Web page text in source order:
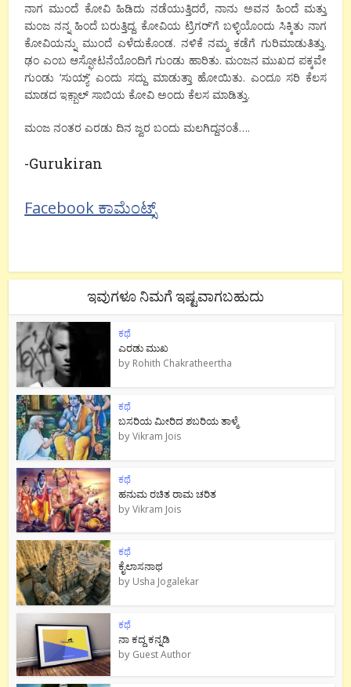
ನಾಗ ಮುಂದೆ ಕೋವಿ ಹಿಡಿದು ನಡೆಯುತ್ತಿದರೆ, ನಾನು ಅವನ ಹಿಂದೆ ಮತ್ತು
ಮಂಜ ನನ್ನ ಹಿಂದೆ ಬರುತ್ತಿದ್ದ. ಕೋವಿಯ ಟ್ರಿಗರ್’ಗೆ ಬಳ್ಳಿಯೊಂದು ಸಿಕ್ಕಿತು ನಾಗ
ಕೋವಿಯನ್ನು ಮುಂದೆ ಎಳೆದುಕೊಂಡ. ನಳಿಕೆ ನಮ್ಮ ಕಡೆಗೆ ಗುರಿಮಾಡುತಿತ್ತು.
ಢಂ ಎಂಬ ಆಸ್ಫೋಟನೆಯೊಂದಿಗೆ ಗುಂಡು ಹಾರಿತು. ಮಂಜನ ಮುಖದ ಪಕ್ಕವೇ
ಗುಂಡು ‘ಸುಯ್ಯ್’ ಎಂದು ಸದ್ದು ಮಾಡುತ್ತಾ ಹೋಯಿತು. ಎಂದೂ ಸರಿ ಕೆಲಸ
ಮಾಡದ ಇಕ಼್ಬಾಲ್ ಸಾಬಿಯ ಕೋವಿ ಅಂದು ಕೆಲಸ ಮಾಡಿತ್ತು.
ಮಂಜ ನಂತರ ಎರಡು ದಿನ ಜ್ವರ ಬಂದು ಮಲಗಿದ್ದನಂತೆ….
-Gurukiran
Facebook ಕಾಮೆಂಟ್ಸ್
ಇವುಗಳೂ ನಿಮಗೆ ಇಷ್ಟವಾಗಬಹುದು
ಕಥೆ
ಎರಡು ಮುಖ
by Rohith Chakratheertha
ಕಥೆ
ಬಸರಿಯ ಮೀರಿದ ಶಬರಿಯ ತಾಳ್ಮೆ
byVikram Jois
ಕಥೆ
ಹನುಮ ರಚಿತ ರಾಮ‌ ಚರಿತ
byVikram Jois
ಕಥೆ
ಕೈಲಾಸನಾಥ
by Usha Jogalekar
ಕಥೆ
ನಾ ಕದ್ದ ಕನ್ನಡಿ
by Guest Author